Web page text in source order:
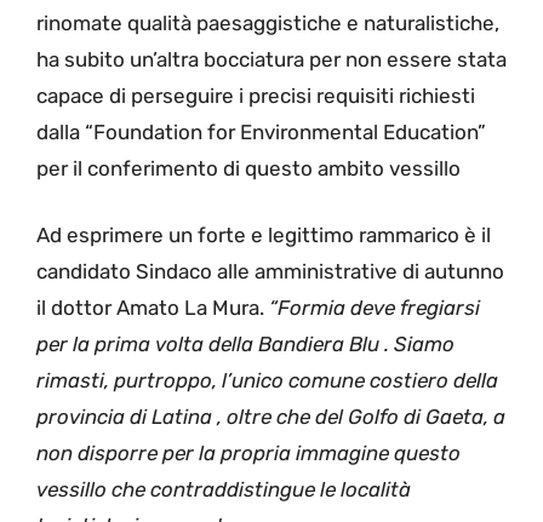
rinomate qualità paesaggistiche e naturalistiche,
ha subito un’altra bocciatura per non essere stata
capace di perseguire i precisi requisiti richiesti
dalla “Foundation for Environmental Education”
per il conferimento di questo ambito vessillo
Ad esprimere un forte e legittimo rammarico è il
candidato Sindaco alle amministrative di autunno
il dottor Amato La Mura. “Formia deve fregiarsi
per la prima volta della Bandiera Blu . Siamo
rimasti, purtroppo, l’unico comune costiero della
provincia di Latina , oltre che del Golfo di Gaeta, a
non disporre per la propria immagine questo
vessillo che contraddistingue le località